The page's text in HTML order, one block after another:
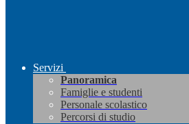
Servizi
Panoramica
Famiglie e studenti
Personale scolastico
Percorsi di studio